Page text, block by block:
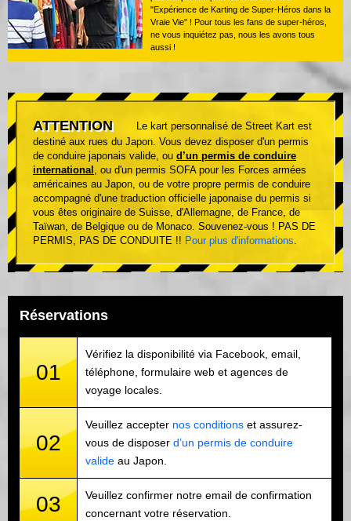
"Expérience de Karting de Super-Héros dans la
Vraie Vie" ! Pour tous les fans de super-héros,
ne vous inquiétez pas, nous les avons tous
aussi !
ATTENTION
Le kart personnalisé de Street Kart est
destiné aux rues du Japon. Vous devez disposer d'un permis
de conduire japonais valide, ou d’un permis de conduire
international , ou d'un permis SOFA pour les Forces armées
américaines au Japon, ou de votre propre permis de conduire
accompagné d'une traduction officielle japonaise du permis si
vous êtes originaire de Suisse, d'Allemagne, de France, de
Taïwan, de Belgique ou de Monaco. Souvenez-vous ! PAS DE
PERMIS, PAS DE CONDUITE !! Pour plus d'informations.
Réservations
01
Vérifiez la disponibilité via Facebook, email,
téléphone, formulaire web et agences de
voyage locales.
02
Veuillez accepter nos conditions et assurez-
vous de disposer d’un permis de conduire
valide au Japon.
03
Veuillez confirmer notre email de confirmation
concernant votre réservation.